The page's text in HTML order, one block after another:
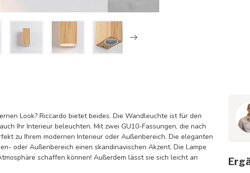
Look? Riccardo bietet beides. Die Wandleuchte ist für den
Ihr Interieur beleuchten. Mit zwei GU10-Fassungen, die nach
zu Ihrem modernen Interieur oder Außenbereich. Die eleganten
oder Außenbereich einen skandinavischen Akzent. Die Lampe
schaffen können! Außerdem lässt sie sich leicht an